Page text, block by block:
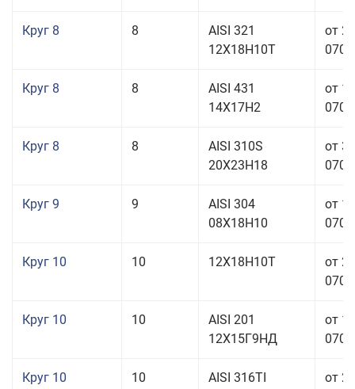
Круг 8 8
AISI 321
12Х18Н10Т
от
Круг 8 8
AISI 431
14Х17Н2
от
Круг 8 8
AISI 310S
20Х23Н18
от
Круг 9 9
AISI 304
08Х18Н10
от
Круг 10 10 12Х18Н10Т
от
Круг 10 10
AISI 201
12Х15Г9НД
от
Круг 10 10 AISI 316TI от